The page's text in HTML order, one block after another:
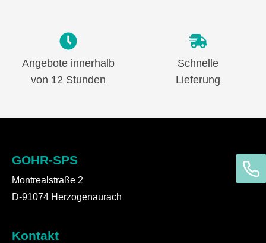
Angebote innerhalb
von 12 Stunden
Schnelle
Lieferung
GOHR-SPS
Montrealstraße 2
D-91074 Herzogenaurach
Kontakt